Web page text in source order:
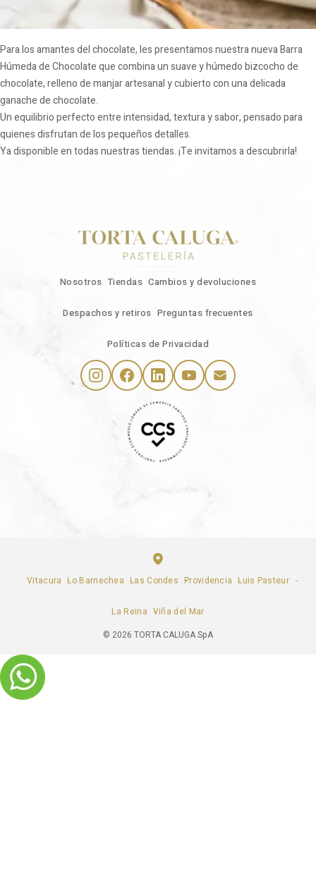
Para los amantes del chocolate, les presentamos nuestra nueva Barra
Húmeda de Chocolate que combina un suave y húmedo bizcocho de
chocolate, relleno de manjar artesanal y cubierto con una delicada
ganache de chocolate.
Un equilibrio perfecto entre intensidad, textura y sabor, pensado para
quienes disfrutan de los pequeños detalles.
Ya disponible en todas nuestras tiendas. ¡Te invitamos a descubrirla!
Nosotros Tiendas Cambios y devoluciones
Despachos y retiros Preguntas frecuentes
Políticas de Privacidad
Vitacura Lo Barnechea Las Condes Providencia Luis Pasteur
La Reina Viña del Mar
© 2026 TORTA CALUGA SpA